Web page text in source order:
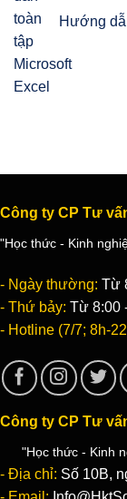
Hướng
Công ty CP Tư
"Học thức - Kinh
- Ngày thường: Từ
- Thứ bảy: Từ 8:00
- Hotline (7/7; 8h-
Công ty CP Tư
"Học thức - Kinh
- Địa chỉ: Số 10B,